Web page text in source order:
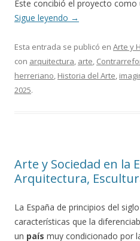
Este concibió el proyecto como
Sigue leyendo →
Esta entrada se publicó en Arte y
con arquitectura, arte,
herreriano, Historia del Arte,
2025.
Arte y Sociedad en la
Arquitectura,
La España de principios del
características que la
un país muy condicionado por